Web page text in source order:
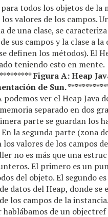
todos los objetos de la
valores de los campos.
de una clase, se
sus campos y la clase a
definen los métodos). El
teniendo esto en mente.
********* Figura A: Heap
de Sun. **********
podemos ver el Heap Java
separado en dos
parte se guardan los
la segunda parte (zona
los valores de los campos
no es más que una
El primero es un
del objeto. El segundo
datos del Heap, donde se
los campos de la
de un objectref